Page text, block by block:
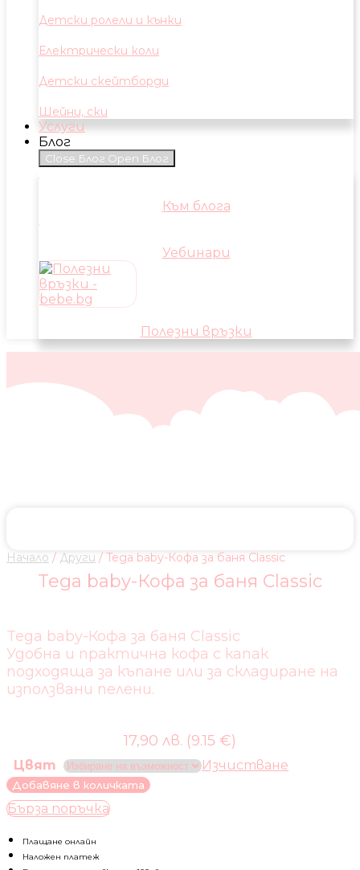
Детски ролели и кънки
Електрически коли
Детски скейтборди
Шейни, ски
Услуги
Блог
Close Блог Open Блог
Към блога
Уебинари
Полезни връзки
Начало / Други / Tega baby-Кофа за баня Classic
Tega baby-Кофа за баня Classic
Tega baby-Кофа за баня Classic
Удобна и практична кофа с капак
подходяща за къпане или за складиране на
използвани пелени.
17,90 лв. (9.15 €)
Цвят
Изчистване
количество
за
Tega
Кофа
за
Добавяне в количката
Бърза поръчка
Плащане онлайн
Наложен платеж